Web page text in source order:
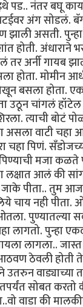
पड.. नंतर बघू
अंग सोडलं.
झाली असती.
होती. अंधाराने
अर्नी गायब
मोमीन
बसला
चांगलं हॉटेल
त्याची बोटं
वाटी चहा
चहा पिणं.
मजा
आलं की
पीता.. तुम
नही पीता.
पुण्यातल्या
पुन्हा
लागला..
ठेवली होती
वाड्याच्या
सोबत
वाडा की